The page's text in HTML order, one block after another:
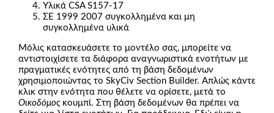
Υλικά CSA S157-17
ΣΕ 1999 2007 συγκολλημένα και μη
συγκολλημένα υλικά
Μόλις κατασκευάσετε το μοντέλο σας, μπορείτε να
αντιστοιχίσετε τα διάφορα αναγνωριστικά ενοτήτων με
πραγματικές ενότητες από τη βάση δεδομένων
χρησιμοποιώντας το SkyCiv Section Builder. Απλώς κάντε
κλικ στην ενότητα που θέλετε να ορίσετε, μετά το
Οικοδόμος κουμπί. Στη βάση δεδομένων θα πρέπει να